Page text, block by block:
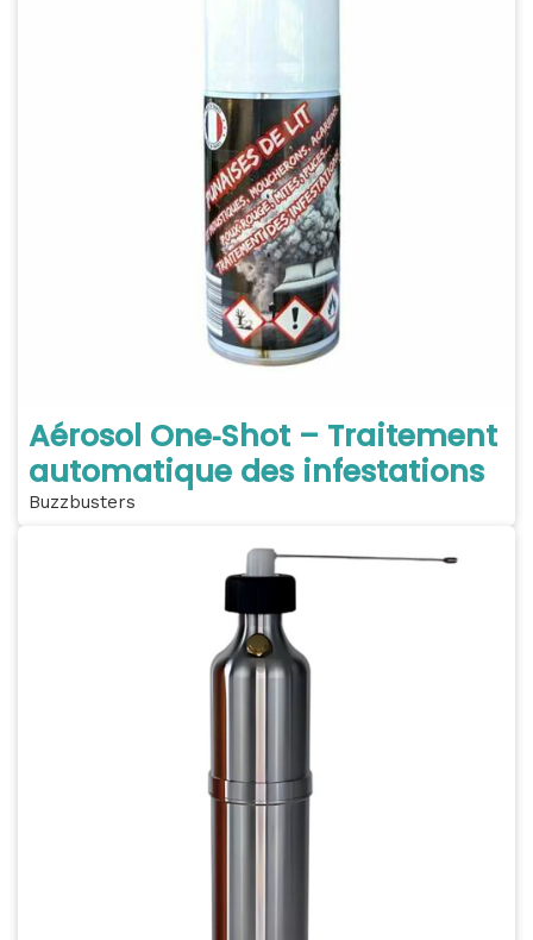
Aérosol One‑Shot – Traitement
automatique des infestations
Buzzbusters